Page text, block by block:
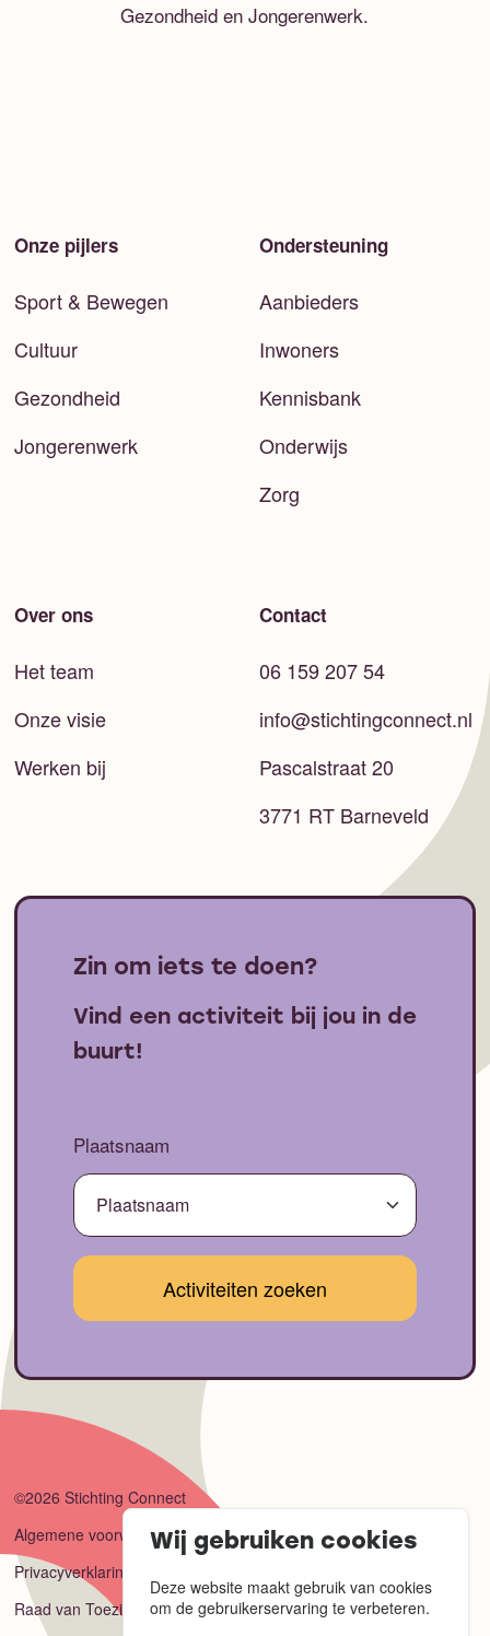
Gezondheid en Jongerenwerk.
Onze pijlers
Sport & Bewegen
Cultuur
Gezondheid
Jongerenwerk
Ondersteuning
Aanbieders
Inwoners
Kennisbank
Onderwijs
Zorg
Over ons
Het team
Onze visie
Werken bij
Contact
06 159 207 54
info@stichtingconnect.nl
Pascalstraat 20
3771 RT Barneveld
Zin om iets te doen?
Vind een activiteit bij jou in de
buurt!
Plaatsnaam
©2026 Stichting Connect
Algemene voorwaarden
Privacyverklaring
Raad van Toezicht
Wij gebruiken cookies
Deze website maakt gebruik van cookies
om de gebruikerservaring te verbeteren.